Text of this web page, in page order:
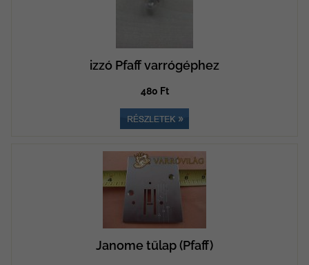
izzó Pfaff varrógéphez
480 Ft
Janome tűlap (Pfaff)